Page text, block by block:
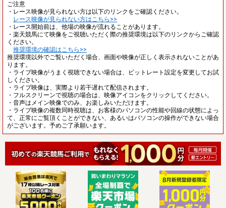
ご注意
・レース映像が見られない方は以下のリンクをご確認ください。
レース映像が見られない方はこちら>>
・レース開始前は、他場の映像が流れることがあります。
・楽天競馬にて映像をご視聴いただく際の推奨環境は以下のリンクからご確認
ください。
推奨環境の確認はこちら>>
推奨環境以外でご覧いただく場合、画面や映像が正しく表示されないことがあ
ります。
・ライブ映像がうまく視聴できない場合は、ビットレート設定を変更してお試
しください。
・ライブ映像は、実際より若干遅れて配信されます。
・フルスクリーンで視聴の場合は、映像アイコンをクリックしてください。
・音声はメイン映像でのみ、お楽しみいただけます。
・ライブ映像の複数同時視聴は、お客様のパソコンの性能や回線の状態によっ
て、正常にご覧頂くことができない、あるいはパソコンの操作ができない場合
がございます。予めご了承願います。